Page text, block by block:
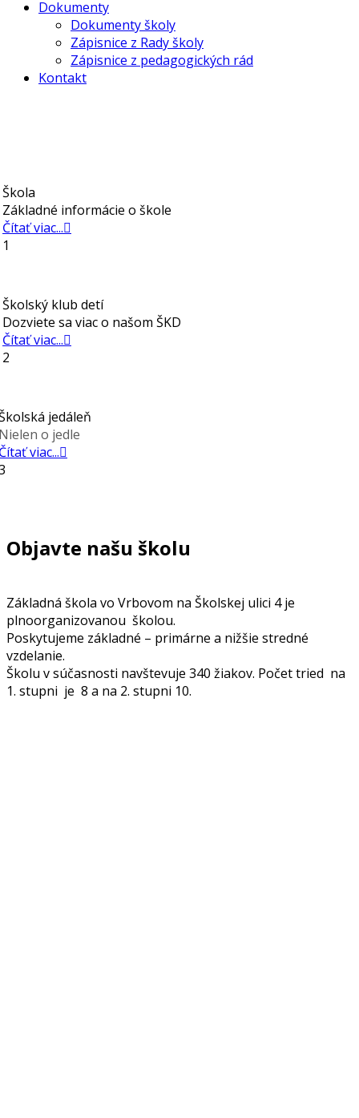
Dokumenty
Dokumenty školy
Zápisnice z Rady školy
Zápisnice z pedagogických rád
Kontakt
Škola
Základné informácie o škole
Čítať viac...
1
Školský klub detí
Dozviete sa viac o našom ŠKD
Čítať viac...
2
jedáleň
o jedle
viac...
Objavte našu školu
Základná škola vo Vrbovom na Školskej ulici 4 je
plnoorganizovanou školou.
Poskytujeme základné – primárne a nižšie stredné
vzdelanie.
Školu v súčasnosti navštevuje 340 žiakov. Počet tried na
1. stupni je 8 a na 2. stupni 10.